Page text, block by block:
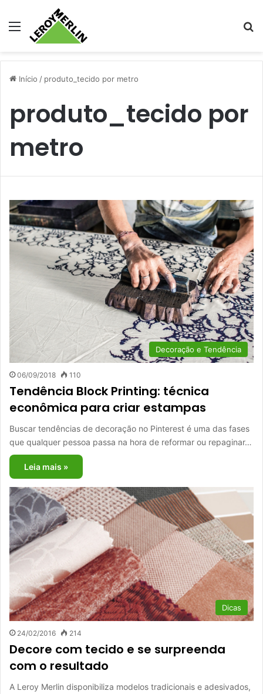
Menu
Início / produto_tecido por metro
produto_tecido por
metro
Decoração e Tendência
06/09/2018 110
Tendência Block Printing: técnica
econômica para criar estampas
Buscar tendências de decoração no Pinterest é uma das fases
que qualquer pessoa passa na hora de reformar ou repaginar…
Leia mais »
Dicas
24/02/2016 214
Decore com tecido e se surpreenda
com o resultado
A Leroy Merlin disponibiliza modelos tradicionais e adesivados,